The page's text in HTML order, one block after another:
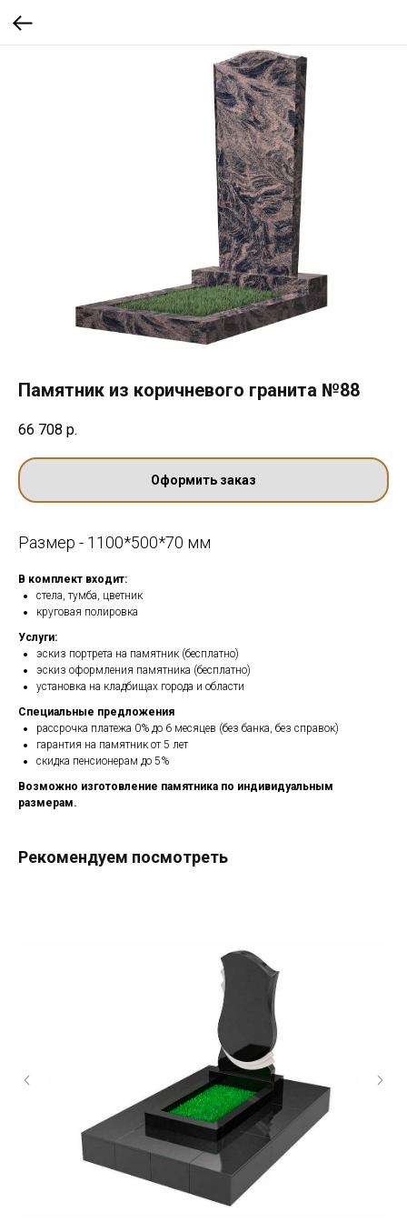
Памятник из коричневого гранита №88
66 708 р.
Оформить заказ
Размер - 1100*500*70 мм
В комплект входит:
стела, тумба, цветник
круговая полировка
Услуги:
эскиз портрета на памятник (бесплатно)
эскиз оформления памятника (бесплатно)
установка на кладбищах города и области
Специальные предложения
рассрочка платежа 0% до 6 месяцев (без банка, без справок)
гарантия на памятник от 5 лет
скидка пенсионерам до 5%
Возможно изготовление памятника по индивидуальным
размерам.
Рекомендуем посмотреть